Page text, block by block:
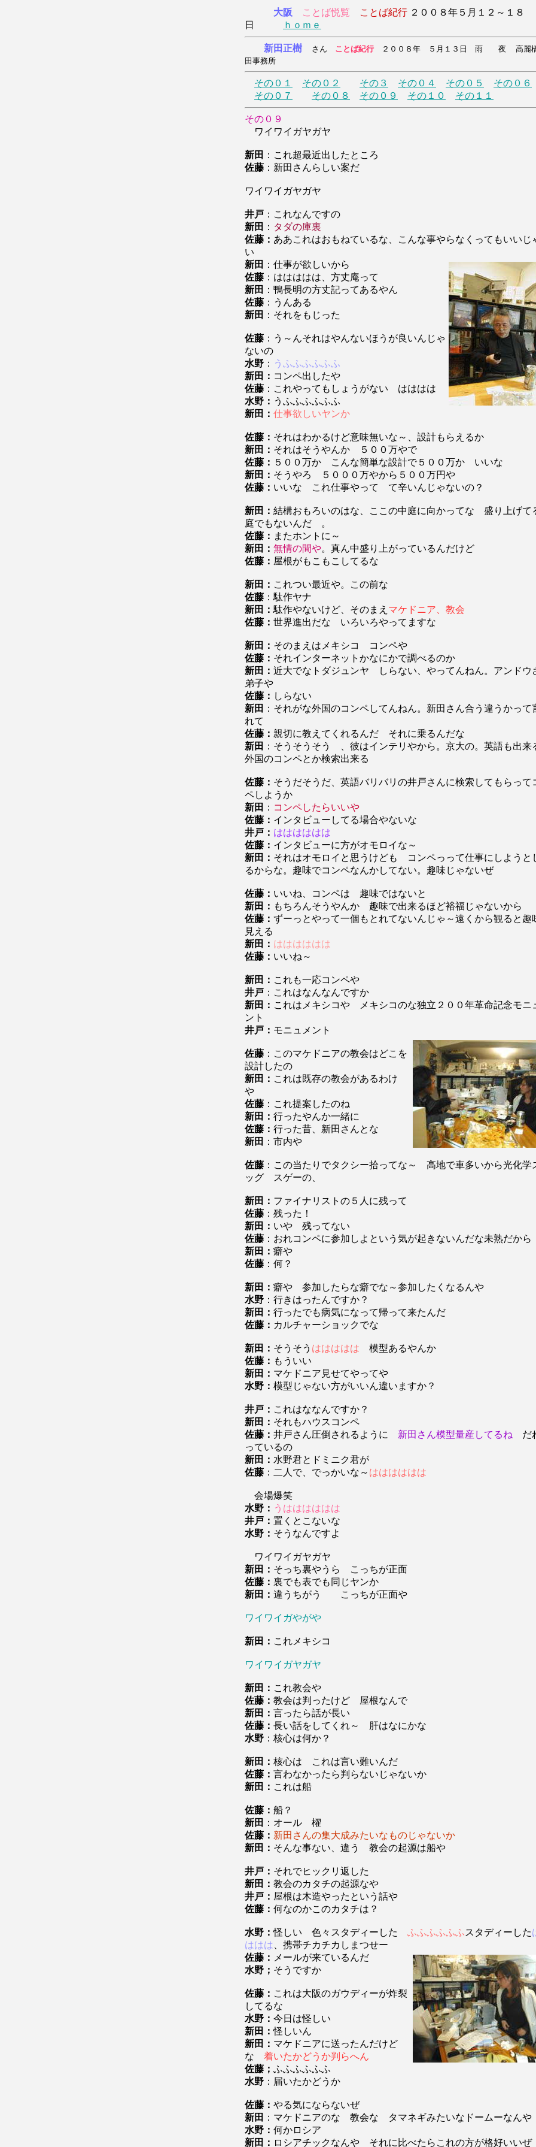
大阪 ことば悦覧 ことば紀行 ２００８年５月１２～１８
日
ｈｏｍｅ
新田正樹 さん ことば紀行 ２００８年 ５月１３日 雨 夜
高麗
田事務所
その０１ その０２ その３ その０４ その０５
その０６
その０７
その０８ その０９ その１０ その１１
その０９
ワイワイガヤガヤ
新田 ：これ超最近出したところ
佐藤 ：新田さんらしい案だ
ワイワイガヤガヤ
井戸 ：これなんですの
新田 ： タダの庫裏
佐藤： ああこれはおもねているな、こんな事やらなくってもいいじ
い
新田 ：仕事が欲しいから
佐藤 ：ははははは、方丈庵って
新田 ：鴨長明の方丈記ってあるやん
佐藤 ：うんある
新田 ：それをもじった
佐藤 ：う～んそれはやんないほうが良いんじゃ
ないの
水野 ： うふふふふふふ
新田： コンペ出したや
佐藤 ：これやってもしょうがない はははは
水野： うふふふふふふ
新田： 仕事欲しいヤンか
佐藤： それはわかるけど意味無いな～、設計もらえるか
新田： それはそうやんか ５００万やで
佐藤： ５００万か こんな簡単な設計で５００万か いいな
新田： そうやろ ５０００万やから５００万円や
佐藤： いいな これ仕事やって て辛いんじゃないの？
新田： 結構おもろいのはな、ここの中庭に向かってな 盛り上げ
庭でもないんだ 。
佐藤： またホントに～
新田： 無情の間や。真ん中盛り上がっているんだけど
佐藤： 屋根がもこもこしてるな
新田： これつい最近や。この前な
佐藤 ：駄作ヤナ
新田： 駄作やないけど、そのまえ マケドニア、教会
佐藤： 世界進出だな いろいろやってますな
新田： そのまえはメキシコ コンペや
佐藤： それインターネットかなにかで調べるのか
新田： 近大でなトダジュンヤ しらない、やってんねん。アンドウ
弟子や
佐藤： しらない
新田 ：それがな外国のコンペしてんねん。新田さん合う違うかって
れて
佐藤： 親切に教えてくれるんだ それに乗るんだな
新田 ：そうそうそう 、彼はインテリやから。京大の。英語も出来
外国のコンペとか検索出来る
佐藤： そうだそうだ、英語バリバリの井戸さんに検索してもらって
ペしようか
新田 ： コンペしたらいいや
佐藤： インタビューしてる場合やないな
井戸： はははははは
佐藤： インタビューに方がオモロイな～
新田： それはオモロイと思うけども コンペっって仕事にしようと
るからな。趣味でコンペなんかしてない。趣味じゃないぜ
佐藤： いいね、コンペは 趣味ではないと
新田： もちろんそうやんか 趣味で出来るほど裕福じゃないから
佐藤： ずーっとやって一個もとれてないんじゃ～遠くから観ると趣
見える
新田： はははははは
佐藤： いいね～
新田： これも一応コンペや
井戸 ：これはなんなんですか
新田： これはメキシコや メキシコのな独立２００年革命記念モニ
ント
井戸： モニュメント
佐藤 ：このマケドニアの教会はどこを
設計したの
新田： これは既存の教会があるわけ
や
佐藤 ：これ提案したのね
新田： 行ったやんか一緒に
佐藤： 行った昔、新田さんとな
新田 ：市内や
佐藤 ：この当たりでタクシー拾ってな～ 高地で車多いから光化学
ッグ スゲーの、
新田： ファイナリストの５人に残って
佐藤 ：残った！
新田： いや 残ってない
佐藤 ：おれコンペに参加しよという気が起きないんだな未熟だから
新田： 癖や
佐藤 ：何？
新田： 癖や 参加したらな癖でな～参加したくなるんや
水野 ：行きはったんですか？
新田： 行ったでも病気になって帰って来たんだ
佐藤： カルチャーショックでな
新田： そうそう ははははは 模型あるやんか
佐藤： もういい
新田： マケドニア見せてやってや
水野： 模型じゃない方がいいん違いますか？
井戸： これはななんですか？
新田： それもハウスコンペ
佐藤： 井戸さん圧倒されるように 新田さん模型量産してるね だ
っているの
新田： 水野君とドミニク君が
佐藤 ：二人で、でっかいな～ はははははは
会場爆笑
水野： うはははははは
井戸： 置くとこないな
水野： そうなんですよ
ワイワイガヤガヤ
新田： そっち裏やうら こっちが正面
佐藤： 裏でも表でも同じヤンか
新田： 違うちがう こっちが正面や
ワイワイガやがや
新田： これメキシコ
ワイワイガヤガヤ
新田： これ教会や
佐藤： 教会は判ったけど 屋根なんで
新田： 言ったら話が長い
佐藤： 長い話をしてくれ～ 肝はなにかな
水野 ：核心は何か？
新田： 核心は これは言い難いんだ
佐藤： 言わなかったら判らないじゃないか
新田： これは船
佐藤： 船？
新田 ：オール 櫂
佐藤： 新田さんの集大成みたいなものじゃないか
新田： そんな事ない、違う 教会の起源は船や
井戸： それでヒックリ返した
新田： 教会のカタチの起源なや
井戸： 屋根は木造やったという話や
佐藤： 何なのかこのカタチは？
水野：怪しい 色々スタディーした ふふふふふふスタディーした
ははは 、携帯チカチカしまつせー
佐藤： メールが来ているんだ
水野； そうですか
佐藤： これは大阪のガウディーが炸裂
してるな
水野： 今日は怪しい
新田：怪しいん
新田： マケドニアに送ったんだけど
な 着いたかどうか判らへん
佐藤； ふふふふふふ
水野 ：届いたかどうか
佐藤： やる気にならないぜ
新田 ：マケドニアのな 教会な タマネギみたいなドームーなんや
水野： 何かロシア
新田： ロシアチックなんや それに比べたらこれの方が格好いい